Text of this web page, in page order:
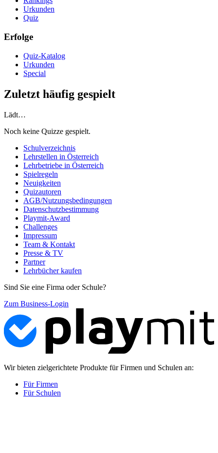
Urkunden
Quiz
Erfolge
Quiz-Katalog
Urkunden
Special
Zuletzt häufig gespielt
Lädt…
Noch keine Quizze gespielt.
Schulverzeichnis
Lehrstellen in Österreich
Lehrbetriebe in Österreich
Spielregeln
Neuigkeiten
Quizautoren
AGB/Nutzungsbedingungen
Datenschutzbestimmung
Playmit-Award
Challenges
Impressum
Team & Kontakt
Presse & TV
Partner
Lehrbücher kaufen
Sind Sie eine Firma oder Schule?
Zum Business-Login
Wir bieten zielgerichtete Produkte für Firmen und Schulen an:
Für Firmen
Für Schulen